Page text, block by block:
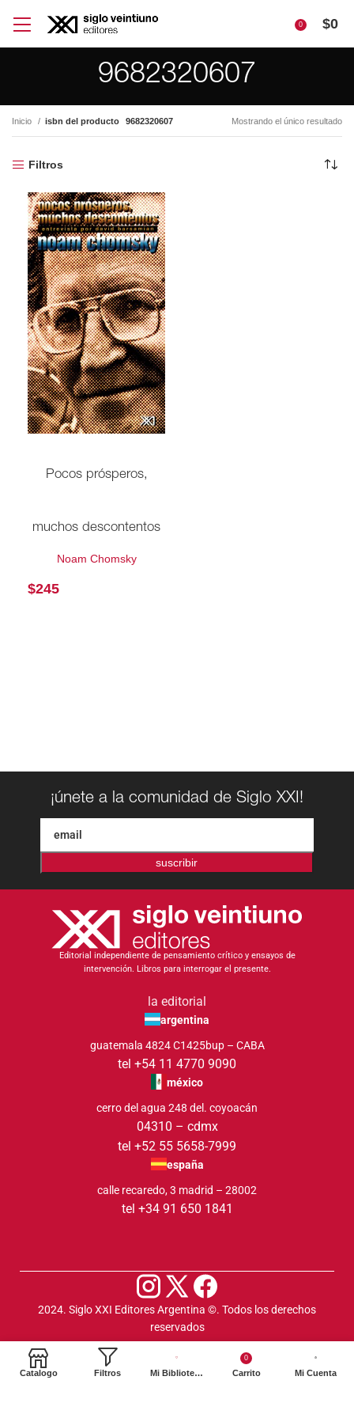
0 $0
9682320607
Inicio isbn del producto 9682320607 Mostrando el único resultado
Filtros
Pocos prósperos,
muchos descontentos
Noam Chomsky
$245
¡únete a la comunidad de Siglo XXI!
suscribir
Editorial independiente de pensamiento crítico y ensayos de
intervención. Libros para interrogar el presente.
la editorial
argentina
guatemala 4824 C1425bup – CABA
tel +54 11 4770 9090
méxico
cerro del agua 248 del. coyoacán
04310 – cdmx
tel +52 55 5658-7999
españa
calle recaredo, 3 madrid – 28002
tel +34 91 650 1841
2024. Siglo XXI Editores Argentina ©️. Todos los derechos
reservados
Catalogo Filtros Mi Biblioteca
0
Carrito Mi Cuenta